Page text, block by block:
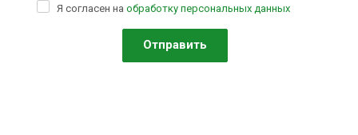
Я согласен на обработку персональных данных